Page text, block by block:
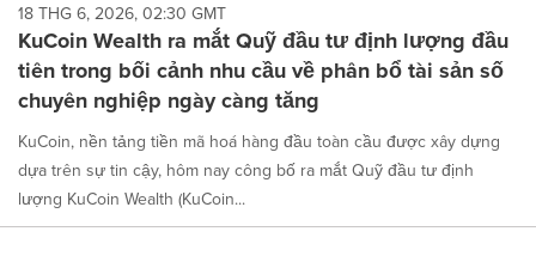
18 THG 6, 2026, 02:30 GMT
KuCoin Wealth ra mắt Quỹ đầu tư định lượng đầu
tiên trong bối cảnh nhu cầu về phân bổ tài sản số
chuyên nghiệp ngày càng tăng
KuCoin, nền tảng tiền mã hoá hàng đầu toàn cầu được xây dựng
dựa trên sự tin cậy, hôm nay công bố ra mắt Quỹ đầu tư định
lượng KuCoin Wealth (KuCoin...